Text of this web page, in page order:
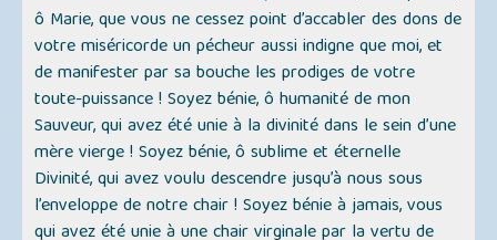
ô Marie, que vous ne cessez point d’accabler des dons de
votre miséricorde un pécheur aussi indigne que moi, et
de manifester par sa bouche les prodiges de votre
toute-puissance ! Soyez bénie, ô humanité de mon
Sauveur, qui avez été unie à la divinité dans le sein d’une
mère vierge ! Soyez bénie, ô sublime et éternelle
Divinité, qui avez voulu descendre jusqu’à nous sous
l’enveloppe de notre chair ! Soyez bénie à jamais, vous